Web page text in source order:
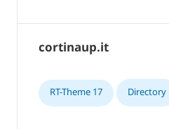
cortinaup.it
RT-Theme 17 Directory